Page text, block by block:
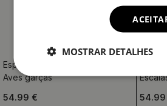
Espelho redondo decorativo
Aves garças
54.99 €
54.99
MOSTRAR DETALHES